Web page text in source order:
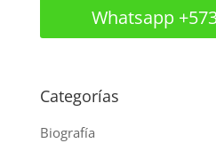
Whatsapp
Categorías
Biografía